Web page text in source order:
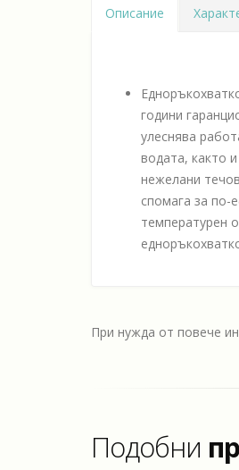
Описание
години
улеснява
водата, както
нежелани
спомага за по-
температурен
При нужда от повече
Подобни